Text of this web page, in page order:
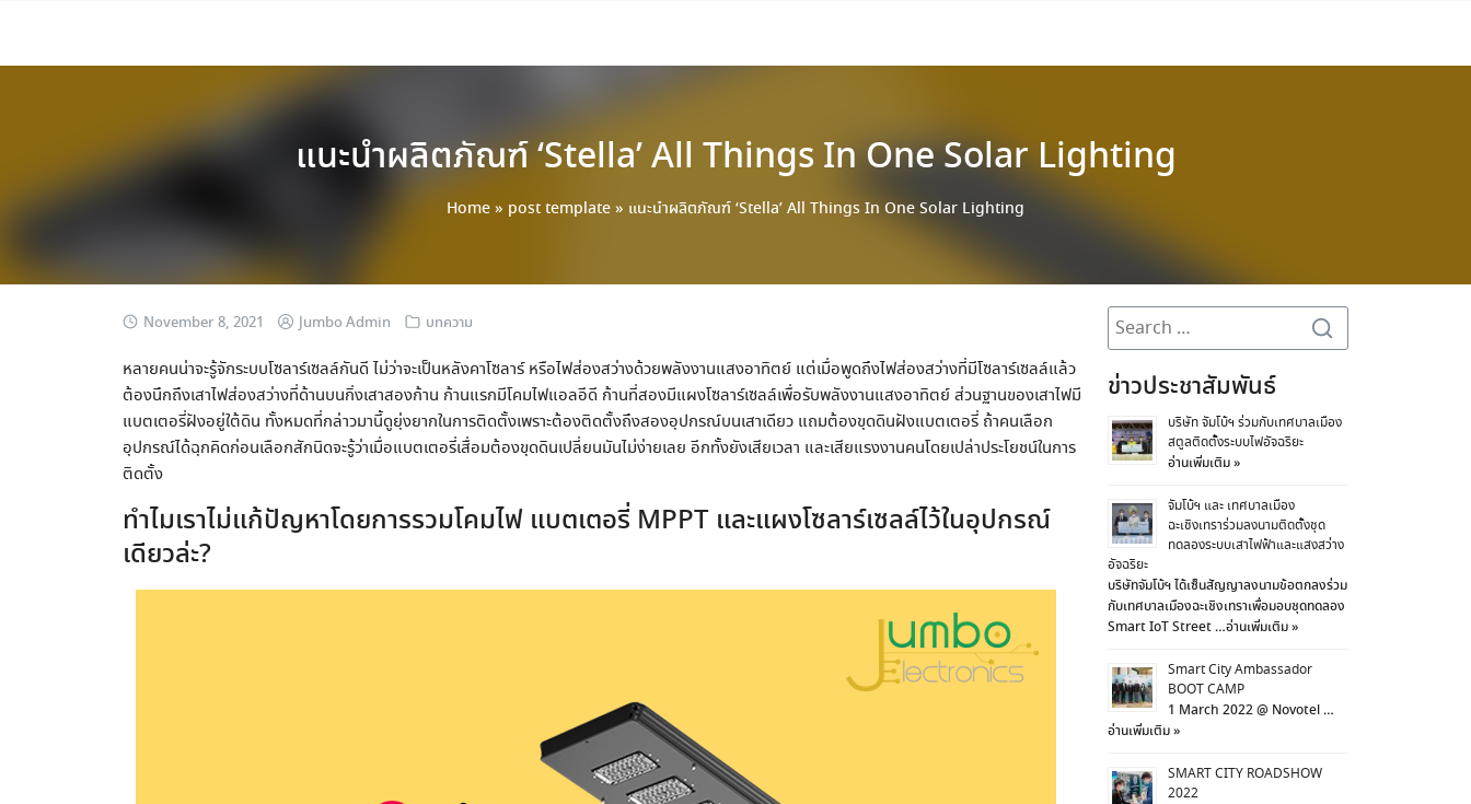
content
แนะนำผลิตภัณฑ์ ‘Stella’ All Things In One Solar Lighting
Home » post template » แนะนำผลิตภัณฑ์ ‘Stella’ All Things In One Solar Lighting
November 8, 2021 Jumbo Admin บทความ
หลายคนน่าจะรู้จักระบบโซลาร์เซลล์กันดี ไม่ว่าจะเป็นหลังคาโซลาร์ หรือไฟส่องสว่างด้วยพลังงานแสงอาทิตย์ แต่เมื่อพูดถึงไฟส่องสว่างที่มีโซลาร์เซลล์แล้ว
ต้องนึกถึงเสาไฟส่องสว่างที่ด้านบนกิ่งเสาสองก้าน ก้านแรกมีโคมไฟแอลอีดี ก้านที่สองมีแผงโซลาร์เซลล์เพื่อรับพลังงานแสงอาทิตย์ ส่วนฐานของเสาไฟมี
แบตเตอรี่ฝังอยู่ใต้ดิน ทั้งหมดที่กล่าวมานี้ดูยุ่งยากในการติดตั้งเพราะต้องติดตั้งถึงสองอุปกรณ์บนเสาเดียว แถมต้องขุดดินฝังแบตเตอรี่ ถ้าคนเลือก
อุปกรณ์ได้ฉุกคิดก่อนเลือกสักนิดจะรู้ว่าเมื่อแบตเตอรี่เสื่อมต้องขุดดินเปลี่ยนมันไม่ง่ายเลย อีกทั้งยังเสียเวลา และเสียแรงงานคนโดยเปล่าประโยชน์ในการ
ติดตั้ง
ทำไมเราไม่แก้ปัญหาโดยการรวมโคมไฟ แบตเตอรี่ MPPT และแผงโซลาร์เซลล์ไว้ในอุปกรณ์
เดียวล่ะ?
Search
for:
ข่าวประชาสัมพันธ์
บริษัท จัมโบ้ฯ ร่วมกับเทศบาลเมือง
สตูลติดตั้งระบบไฟอัจฉริยะ
อ่านเพิ่มเติม »
จัมโบ้ฯ และ เทศบาลเมือง
ฉะเชิงเทราร่วมลงนามติดตั้งชุด
ทดลองระบบเสาไฟฟ้าและแสงสว่าง
อัจฉริยะ
บริษัทจัมโบ้ฯ ได้เซ็นสัญญาลงนามข้อตกลงร่วม
กับเทศบาลเมืองฉะเชิงเทราเพื่อมอบชุดทดลอง
Smart IoT Street …อ่านเพิ่มเติม »
Smart City Ambassador
BOOT CAMP
1 March 2022 @ Novotel …
อ่านเพิ่มเติม »
SMART CITY ROADSHOW
2022